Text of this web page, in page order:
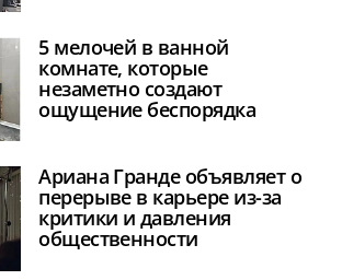
5 мелочей в ванной
комнате, которые
незаметно создают
ощущение беспорядка
Ариана Гранде объявляет о
перерыве в карьере из-за
критики и давления
общественности